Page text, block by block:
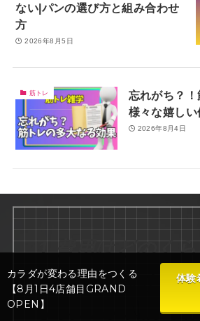
ない|パンの選び方と組み合わせ
方
2026年8月5日
筋トレ
忘れがち？
様々な嬉し
2026年8月4日
1.費用はどのく
2.特典・割引
カラダが変わる理由をつくる
【8月1日4店舗目GRAND
OPEN】
体験